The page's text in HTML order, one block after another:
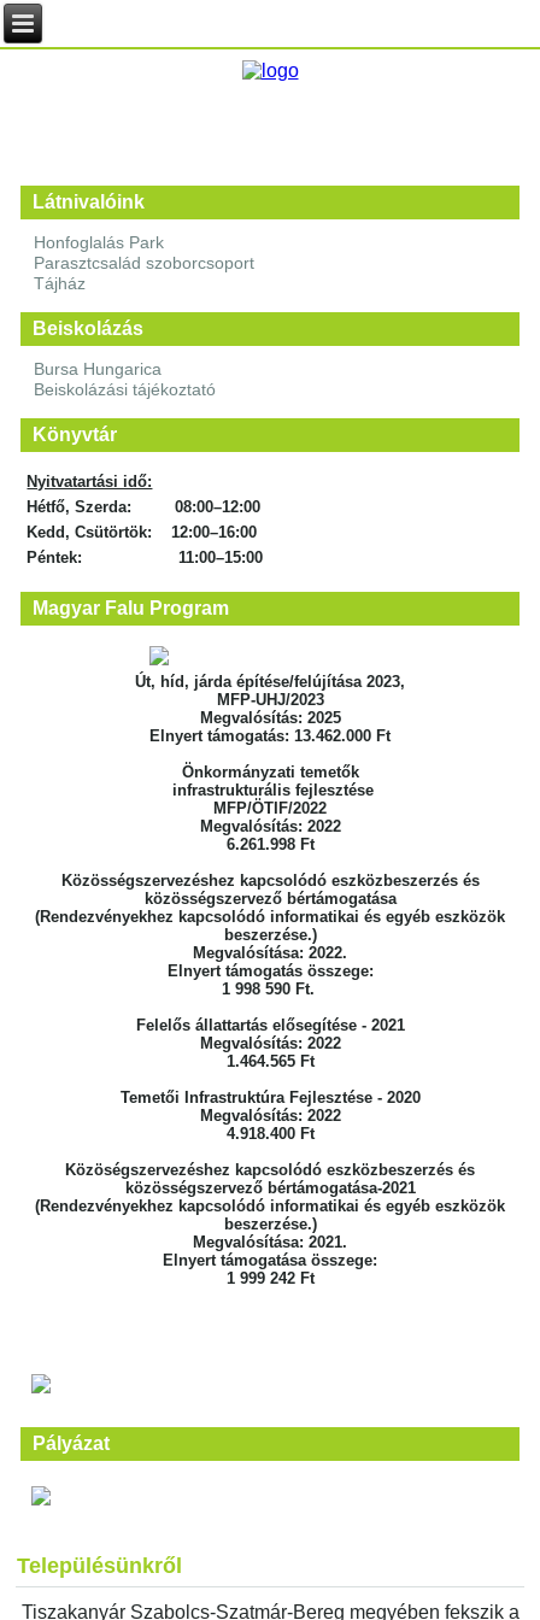
Látnivalóink
Honfoglalás Park
Parasztcsalád szoborcsoport
Tájház
Beiskolázás
Bursa Hungarica
Beiskolázási tájékoztató
Könyvtár
Nyitvatartási idő:
Hétfő, Szerda: 08:00–12:00
Kedd, Csütörtök: 12:00–16:00
Péntek: 11:00–15:00
Magyar Falu Program
Út, híd, járda építése/felújítása 2023,
MFP-UHJ/2023
Megvalósítás: 2025
Elnyert támogatás: 13.462.000 Ft
Önkormányzati temetők
infrastrukturális fejlesztése
MFP/ÖTIF/2022
Megvalósítás: 2022
6.261.998 Ft
Közösségszervezéshez kapcsolódó eszközbeszerzés és
közösségszervező bértámogatása
(Rendezvényekhez kapcsolódó informatikai és egyéb eszközök
beszerzése.)
Megvalósítása: 2022.
Elnyert támogatás összege:
1 998 590 Ft.
Felelős állattartás elősegítése - 2021
Megvalósítás: 2022
1.464.565 Ft
Temetői Infrastruktúra Fejlesztése - 2020
Megvalósítás: 2022
4.918.400 Ft
Közöségszervezéshez kapcsolódó eszközbeszerzés és
közösségszervező bértámogatása-2021
(Rendezvényekhez kapcsolódó informatikai és egyéb eszközök
beszerzése.)
Megvalósítása: 2021.
Elnyert támogatása összege:
1 999 242 Ft
Pályázat
Településünkről
Tiszakanyár Szabolcs-Szatmár-Bereg megyében fekszik a